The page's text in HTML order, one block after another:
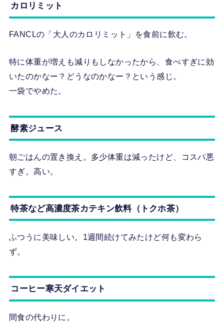
カロリミット
FANCLの「大人のカロリミット」を食前に飲む。
特に体重が増えも減りもしなかったから、食べすぎに効
いたのかなー？どうなのかなー？という感じ。
一袋でやめた。
酵素ジュース
朝ごはんの置き換え。多少体重は減ったけど、コスパ悪
すぎ。高い。
特茶など高濃度茶カテキン飲料（トクホ茶）
ふつうに美味しい。1週間続けてみたけど何も変わら
ず。
コーヒー寒天ダイエット
間食の代わりに。